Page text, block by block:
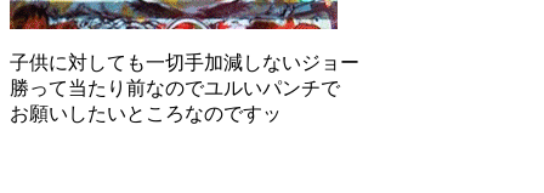
子供に対しても一切手加減しないジョー
勝って当たり前なのでユルいパンチで
お願いしたいところなのですッ